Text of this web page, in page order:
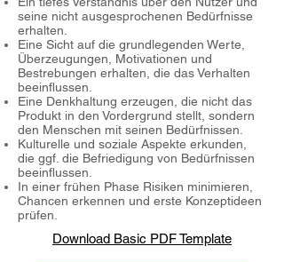
seine nicht ausgesprochenen Bedürfnisse
erhalten.
Eine Sicht auf die grundlegenden Werte,
Überzeugungen, Motivationen und
Bestrebungen erhalten, die das Verhalten
beeinflussen.
Eine Denkhaltung erzeugen, die nicht das
Produkt in den Vordergrund stellt, sondern
den Menschen mit seinen Bedürfnissen.
Kulturelle und soziale Aspekte erkunden,
die ggf. die Befriedigung von Bedürfnissen
beeinflussen.
In einer frühen Phase Risiken minimieren,
Chancen erkennen und erste Konzeptideen
prüfen.
Download Basic PDF Template